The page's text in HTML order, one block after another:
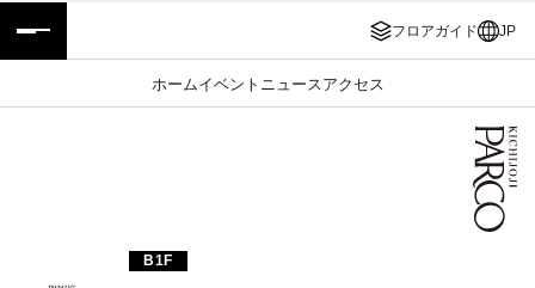
フロアガイド JP
ホームイベント ニュース アクセス
イベント・ポップアップ
ニュース
簡体字
한국어
B1F